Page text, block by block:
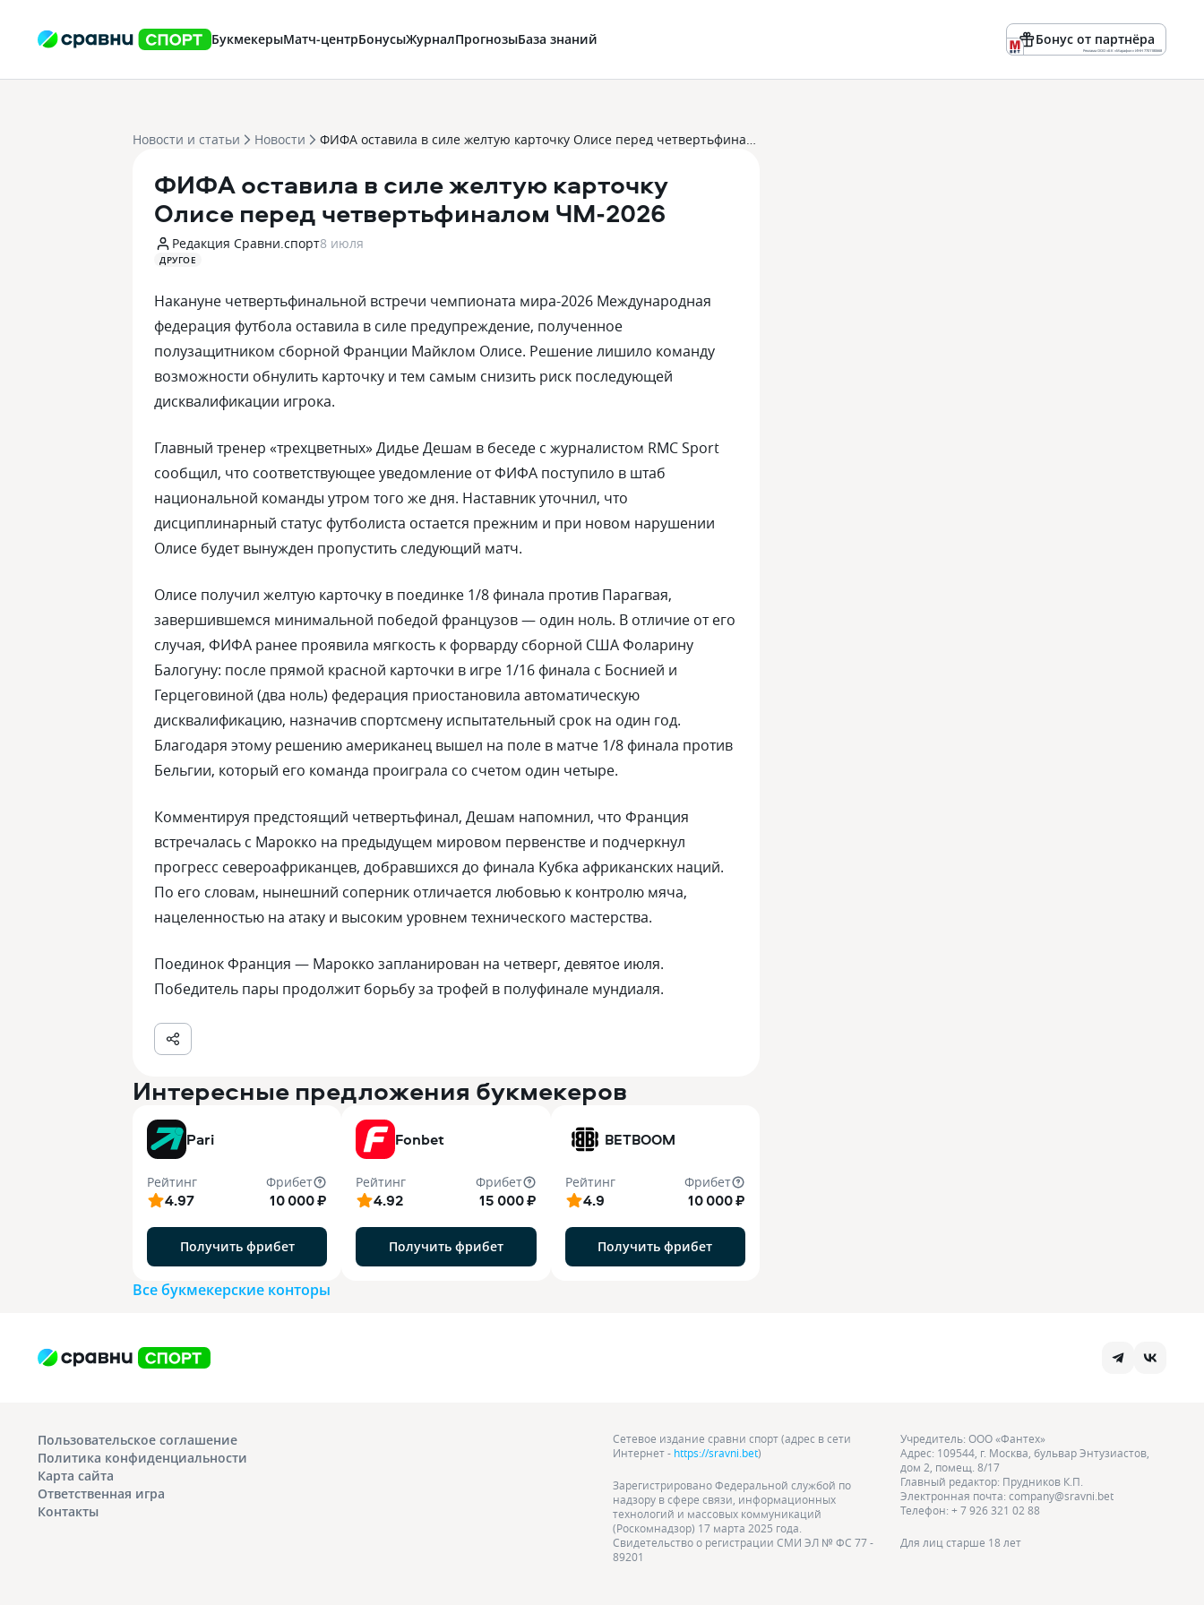
БукмекерыМатч-центрБонусыЖурналПрогнозыБаза знаний Бонус от партнёра
Реклама ООО «БК «Марафон» ИНН 7701180668
Новости и статьи Новости ФИФА оставила в силе желтую карточку Олисе перед четвертьфиналом ЧМ-2026
ФИФА оставила в силе желтую карточку
Олисе перед четвертьфиналом ЧМ-2026
Редакция Сравни.спорт8 июля
ДРУГОЕ
Накануне четвертьфинальной встречи чемпионата мира-2026 Международная
федерация футбола оставила в силе предупреждение, полученное
полузащитником сборной Франции Майклом Олисе. Решение лишило команду
возможности обнулить карточку и тем самым снизить риск последующей
дисквалификации игрока.
Главный тренер «трехцветных» Дидье Дешам в беседе с журналистом RMC Sport
сообщил, что соответствующее уведомление от ФИФА поступило в штаб
национальной команды утром того же дня. Наставник уточнил, что
дисциплинарный статус футболиста остается прежним и при новом нарушении
Олисе будет вынужден пропустить следующий матч.
Олисе получил желтую карточку в поединке 1/8 финала против Парагвая,
завершившемся минимальной победой французов — один ноль. В отличие от его
случая, ФИФА ранее проявила мягкость к форварду сборной США Фоларину
Балогуну: после прямой красной карточки в игре 1/16 финала с Боснией и
Герцеговиной (два ноль) федерация приостановила автоматическую
дисквалификацию, назначив спортсмену испытательный срок на один год.
Благодаря этому решению американец вышел на поле в матче 1/8 финала против
Бельгии, который его команда проиграла со счетом один четыре.
Комментируя предстоящий четвертьфинал, Дешам напомнил, что Франция
встречалась с Марокко на предыдущем мировом первенстве и подчеркнул
прогресс североафриканцев, добравшихся до финала Кубка африканских наций.
По его словам, нынешний соперник отличается любовью к контролю мяча,
нацеленностью на атаку и высоким уровнем технического мастерства.
Поединок Франция — Марокко запланирован на четверг, девятое июля.
Победитель пары продолжит борьбу за трофей в полуфинале мундиаля.
Интересные предложения букмекеров
Pari
Рейтинг
4.97
Фрибет
10 000 ₽
Получить фрибет
Fonbet
Рейтинг
4.92
Фрибет
15 000 ₽
Получить фрибет
BETBOOM
Рейтинг
4.9
Фрибет
10 000 ₽
Получить фрибет
Все букмекерские конторы
Пользовательское соглашение
Политика конфиденциальности
Карта сайта
Ответственная игра
Контакты
Сетевое издание сравни спорт (адрес в сети
Интернет - https://sravni.bet)
Зарегистрировано Федеральной службой по
надзору в сфере связи, информационных
технологий и массовых коммуникаций
(Роскомнадзор) 17 марта 2025 года.
Свидетельство о регистрации СМИ ЭЛ № ФС 77 -
89201
Учредитель: ООО «Фантех»
Адрес: 109544, г. Москва, бульвар Энтузиастов,
дом 2, помещ. 8/17
Главный редактор: Прудников К.П.
Электронная почта: company@sravni.bet
Телефон: + 7 926 321 02 88
Для лиц старше 18 лет